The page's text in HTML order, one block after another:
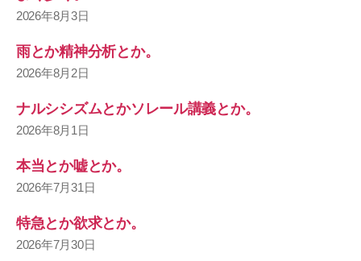
2026年8月3日
雨とか精神分析とか。
2026年8月2日
ナルシシズムとかソレール講義とか。
2026年8月1日
本当とか嘘とか。
2026年7月31日
特急とか欲求とか。
2026年7月30日